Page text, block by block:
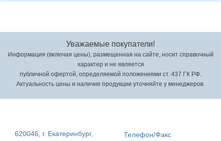
Уважаемые покупатели!
Информация (включая цены), размещенная на сайте, носит справочный
характер и не является
публичной офертой, определяемой положениями ст. 437 ГК РФ.
Актуальность цены и наличие продукции уточняйте у менеджеров.
620046, г. Екатеринбург,
Телефон/Факс